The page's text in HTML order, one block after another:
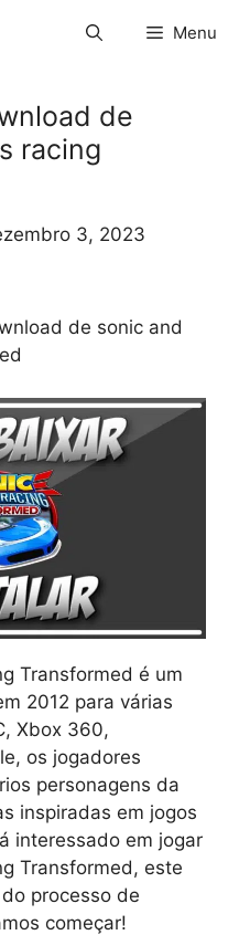
Menu
de
racing
3, 2023
de sonic and
Transformed é um
2012 para várias
Xbox 360,
os jogadores
personagens da
inspiradas em jogos
interessado em jogar
Transformed, este
processo de
começar!